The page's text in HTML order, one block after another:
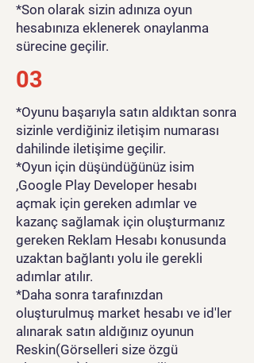
*Son olarak sizin adınıza oyun
hesabınıza eklenerek onaylanma
sürecine geçilir.
03
*Oyunu başarıyla satın aldıktan sonra
sizinle verdiğiniz iletişim numarası
dahilinde iletişime geçilir.
*Oyun için düşündüğünüz isim
,Google Play Developer hesabı
açmak için gereken adımlar ve
kazanç sağlamak için oluşturmanız
gereken Reklam Hesabı konusunda
uzaktan bağlantı yolu ile gerekli
adımlar atılır.
*Daha sonra tarafınızdan
oluşturulmuş market hesabı ve id'ler
alınarak satın aldığınız oyunun
Reskin(Görselleri size özgü